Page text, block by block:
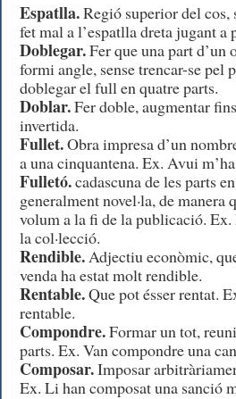
Espatlla.Regió superior del cos,
fet mal a l’espatlla dreta jugant a
Doblegar.Fer que una part d’un
formi angle, sense trencar-se pel
doblegar el full en quatre parts.
Doblar.Fer doble, augmentar
invertida.
Fullet.Obra impresa d’un
a una cinquantena. Ex. Avui
Fulletó.cadascuna de les parts
generalment novel·la, de
volum a la fi de la publicació.
la col·lecció.
Rendible.Adjectiu econòmic,
venda ha estat molt rendible.
Rentable.Que pot ésser rentat.
rentable.
Compondre.Formar un tot,
parts. Ex. Van compondre una
Composar.Imposar
Ex. Li han composat una sanció